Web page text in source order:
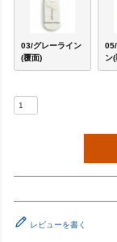
03/グレーライン
(覆面)
ン
レビューを書く